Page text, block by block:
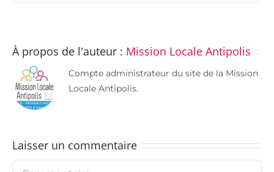
À propos de l'auteur : Mission Locale Antipolis
Compte administrateur du site de la Mission
Locale Antipolis.
Laisser un commentaire